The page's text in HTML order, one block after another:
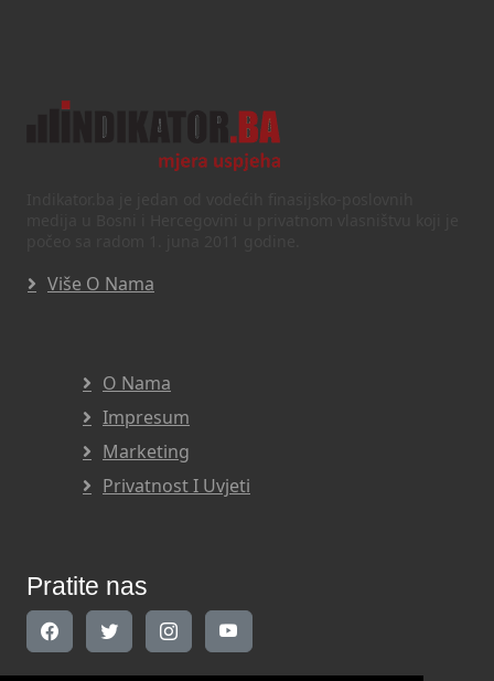
Više O Nama
O Nama
Impresum
Marketing
Privatnost I Uvjeti
Pratite nas